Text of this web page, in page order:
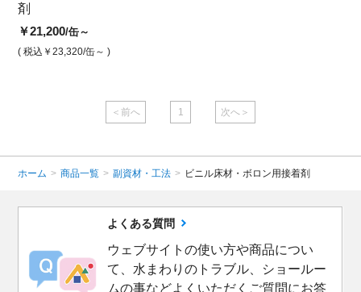
剤
￥21,200/缶～
( 税込￥23,320/缶～ )
＜前へ 1 次へ＞
ホーム > 商品一覧 > 副資材・工法 > ビニル床材・ボロン用接着剤
よくある質問
ウェブサイトの使い方や商品につい
て、水まわりのトラブル、ショールー
ムの事などよくいただくご質問にお答